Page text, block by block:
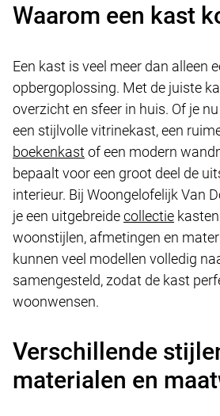
Waarom een kast
Een kast is veel meer dan alleen
opbergoplossing. Met de juiste
overzicht en sfeer in huis. Of je
een stijlvolle vitrinekast, een
boekenkast of een modern
bepaalt voor een groot deel de
interieur. Bij Woongelofelijk Van
je een uitgebreidecollectie
woonstijlen, afmetingen en
kunnen veel modellen volledig
samengesteld, zodat de kast
woonwensen.
Verschillende
materialen en